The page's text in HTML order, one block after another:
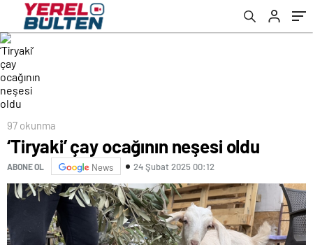
97 okunma
‘Tiryaki’ çay ocağının neşesi oldu
ABONE OL News 24 Şubat 2025 00:12